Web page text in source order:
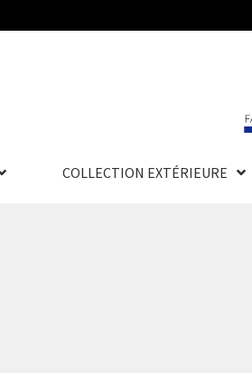
COLLECTION EXTÉRIEURE